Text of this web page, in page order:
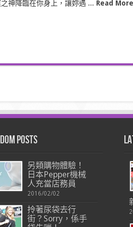
神降臨在你身上，讓妳遇 ... Read
Posts
另類購物體驗！
日本Pepper機械
人充當店務員
2016/02/02
拎著尿袋去行
街？Sorry，係手